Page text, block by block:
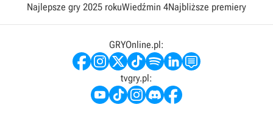
Najlepsze gry 2025 rokuWiedźmin 4Najbliższe premiery
GRYOnline.pl:
tvgry.pl: